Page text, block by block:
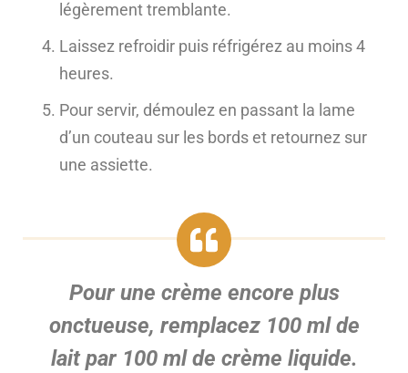
légèrement tremblante.
Laissez refroidir puis réfrigérez au moins 4
heures.
Pour servir, démoulez en passant la lame
d’un couteau sur les bords et retournez sur
une assiette.
Pour une crème encore plus
onctueuse, remplacez 100 ml de
lait par 100 ml de crème liquide.